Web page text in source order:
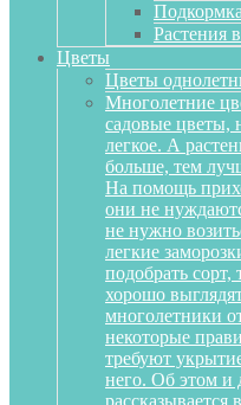
Подкормка
Растения
Цветы
Цветы
Многолетние
садовые цветы,
легкое. А
больше, тем
На помощь
они не
не нужно
легкие
подобрать сорт,
хорошо
многолетники
некоторые
требуют
него. Об этом и